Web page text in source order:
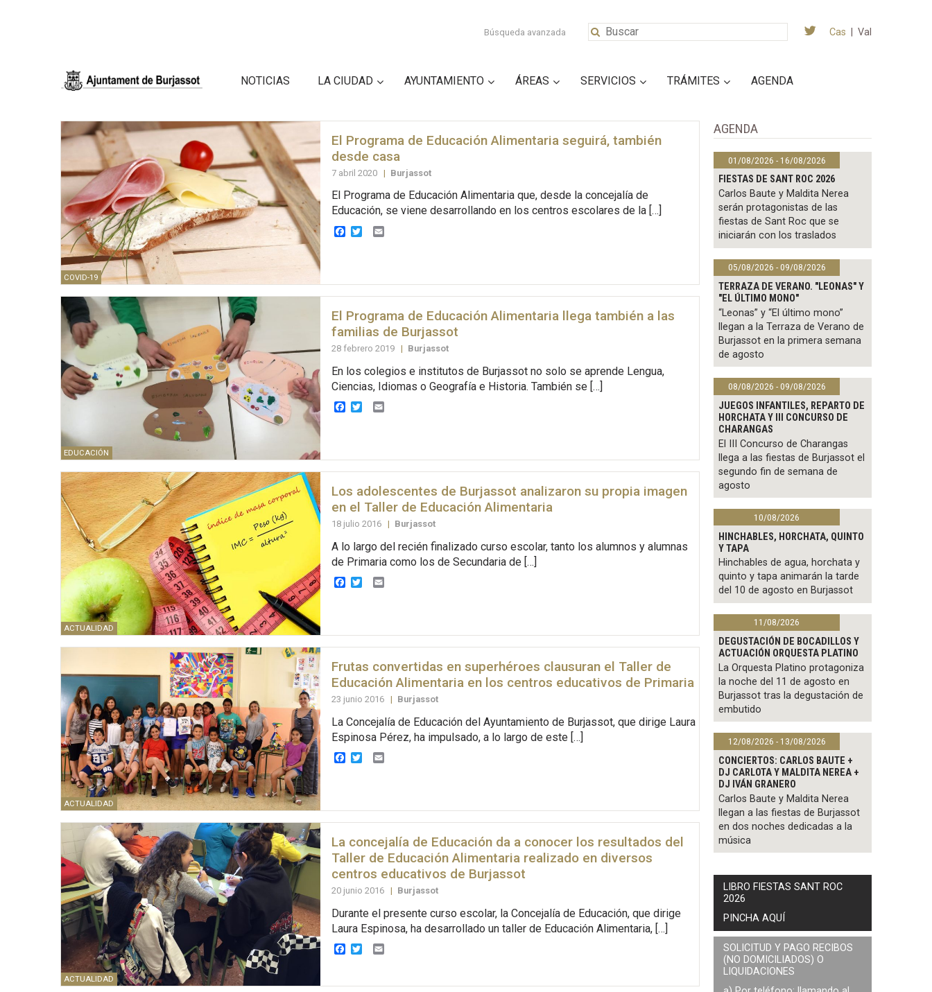
Búsqueda avanzada Cas Val
NOTICIAS LA CIUDAD AYUNTAMIENTO ÁREAS SERVICIOS TRÁMITES AGENDA
COVID-19
El Programa de Educación Alimentaria seguirá, también
desde casa
7 abril 2020 | Burjassot
El Programa de Educación Alimentaria que, desde la concejalía de
Educación, se viene desarrollando en los centros escolares de la […]
Facebook
TwitterEmail
EDUCACIÓN
El Programa de Educación Alimentaria llega también a las
familias de Burjassot
28 febrero 2019 | Burjassot
En los colegios e institutos de Burjassot no solo se aprende Lengua,
Ciencias, Idiomas o Geografía e Historia. También se […]
Facebook
TwitterEmail
ACTUALIDAD
Los adolescentes de Burjassot analizaron su propia imagen
en el Taller de Educación Alimentaria
18 julio 2016 | Burjassot
A lo largo del recién finalizado curso escolar, tanto los alumnos y alumnas
de Primaria como los de Secundaria de […]
Facebook
TwitterEmail
ACTUALIDAD
Frutas convertidas en superhéroes clausuran el Taller de
Educación Alimentaria en los centros educativos de Primaria
23 junio 2016 | Burjassot
La Concejalía de Educación del Ayuntamiento de Burjassot, que dirige Laura
Espinosa Pérez, ha impulsado, a lo largo de este […]
Facebook
TwitterEmail
ACTUALIDAD
La concejalía de Educación da a conocer los resultados del
Taller de Educación Alimentaria realizado en diversos
centros educativos de Burjassot
20 junio 2016 | Burjassot
Durante el presente curso escolar, la Concejalía de Educación, que dirige
Laura Espinosa, ha desarrollado un taller de Educación Alimentaria, […]
Facebook
TwitterEmail
AGENDA
01/08/2026 - 16/08/2026
FIESTAS DE SANT ROC 2026
Carlos Baute y Maldita Nerea
serán protagonistas de las
fiestas de Sant Roc que se
iniciarán con los traslados
05/08/2026 - 09/08/2026
TERRAZA DE VERANO. "LEONAS" Y
"EL ÚLTIMO MONO"
“Leonas” y “El último mono”
llegan a la Terraza de Verano de
Burjassot en la primera semana
de agosto
08/08/2026 - 09/08/2026
JUEGOS INFANTILES, REPARTO DE
HORCHATA Y III CONCURSO DE
CHARANGAS
El III Concurso de Charangas
llega a las fiestas de Burjassot el
segundo fin de semana de
agosto
10/08/2026
HINCHABLES, HORCHATA, QUINTO
Y TAPA
Hinchables de agua, horchata y
quinto y tapa animarán la tarde
del 10 de agosto en Burjassot
11/08/2026
DEGUSTACIÓN DE BOCADILLOS Y
ACTUACIÓN ORQUESTA PLATINO
La Orquesta Platino protagoniza
la noche del 11 de agosto en
Burjassot tras la degustación de
embutido
12/08/2026 - 13/08/2026
CONCIERTOS: CARLOS BAUTE +
DJ CARLOTA Y MALDITA NEREA +
DJ IVÁN GRANERO
Carlos Baute y Maldita Nerea
llegan a las fiestas de Burjassot
en dos noches dedicadas a la
música
LIBRO FIESTAS SANT ROC
2026
PINCHA AQUÍ
SOLICITUD Y PAGO RECIBOS
(NO DOMICILIADOS) O
LIQUIDACIONES